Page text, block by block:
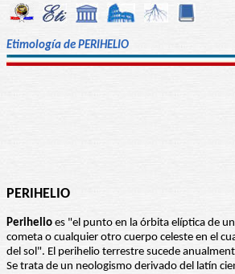
Etimología de PERIHELIO
PERIHELIO
Perihelio es "el punto en la órbita elíptica de
cometa o cualquier otro cuerpo celeste en el
del sol". El perihelio terrestre sucede
Se trata de un neologismo derivado del latín